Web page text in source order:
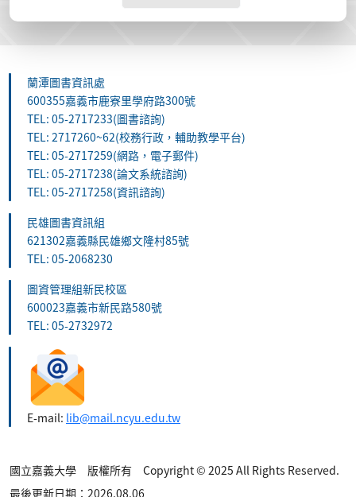
蘭潭圖書資訊處
600355嘉義市鹿寮里學府路300號
TEL: 05-2717233(圖書諮詢)
TEL: 2717260~62(校務行政，輔助教學平台)
TEL: 05-2717259(網路，電子郵件)
TEL: 05-2717238(論文系統諮詢)
TEL: 05-2717258(資訊諮詢)
民雄圖書資訊組
621302嘉義縣民雄鄉文隆村85號
TEL: 05-2068230
圖資管理組新民校區
600023嘉義市新民路580號
TEL: 05-2732972
E-mail: lib@mail.ncyu.edu.tw
國立嘉義大學 版權所有 Copyright © 2025 All Rights Reserved.
最後更新日期：2026.08.06